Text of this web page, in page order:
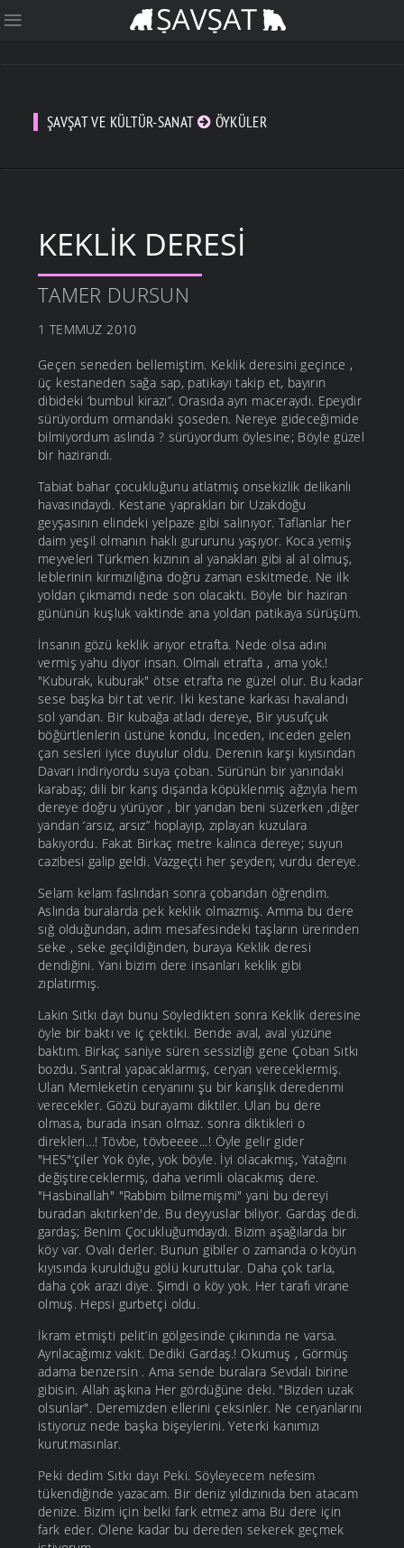
ŞAVŞAT VE KÜLTÜR-SANAT ÖYKÜLER
KEKLIK DERESI
TAMER DURSUN
1 TEMMUZ 2010
Geçen seneden bellemiştim. Keklik deresini geçince ,
üç kestaneden sağa sap, patikayı takip et, bayırın
dibideki ‘bumbul kirazı”. Orasıda ayrı maceraydı. Epeydir
sürüyordum ormandaki şoseden. Nereye gideceğimide
bilmiyordum aslında ? sürüyordum öylesine; Böyle güzel
bir hazirandı.
Tabiat bahar çocukluğunu atlatmış onsekizlik delikanlı
havasındaydı. Kestane yaprakları bir Uzakdoğu
geyşasının elindeki yelpaze gibi salınıyor. Taflanlar her
daim yeşil olmanın haklı gururunu yaşıyor. Koca yemiş
meyveleri Türkmen kızının al yanakları gibi al al olmuş,
leblerinin kırmızılığına doğru zaman eskitmede. Ne ilk
yoldan çıkmamdı nede son olacaktı. Böyle bir haziran
gününün kuşluk vaktinde ana yoldan patikaya sürüşüm.
İnsanın gözü keklik arıyor etrafta. Nede olsa adını
vermiş yahu diyor insan. Olmalı etrafta , ama yok.!
"Kuburak, kuburak" ötse etrafta ne güzel olur. Bu kadar
sese başka bir tat verir. İki kestane karkası havalandı
sol yandan. Bir kubağa atladı dereye, Bir yusufçuk
böğürtlenlerin üstüne kondu, İnceden, inceden gelen
çan sesleri iyice duyulur oldu. Derenin karşı kıyısından
Davarı indiriyordu suya çoban. Sürünün bir yanındaki
karabaş; dili bir karış dışarıda köpüklenmiş ağzıyla hem
dereye doğru yürüyor , bir yandan beni süzerken ,diğer
yandan ‘arsız, arsız” hoplayıp, zıplayan kuzulara
bakıyordu. Fakat Birkaç metre kalınca dereye; suyun
cazibesi galip geldi. Vazgeçti her şeyden; vurdu dereye.
Selam kelam faslından sonra çobandan öğrendim.
Aslında buralarda pek keklik olmazmış. Amma bu dere
sığ olduğundan, adım mesafesindeki taşların ürerinden
seke , seke geçildiğinden, buraya Keklik deresi
dendiğini. Yani bizim dere insanları keklik gibi
zıplatırmış.
Lakin Sıtkı dayı bunu Söyledikten sonra Keklik deresine
öyle bir baktı ve iç çektiki. Bende aval, aval yüzüne
baktım. Birkaç saniye süren sessizliği gene Çoban Sıtkı
bozdu. Santral yapacaklarmış, ceryan vereceklermiş.
Ulan Memleketin ceryanını şu bir karışlık deredenmi
verecekler. Gözü burayamı diktiler. Ulan bu dere
olmasa, burada insan olmaz. sonra diktikleri o
direkleri…! Tövbe, tövbeeee...! Öyle gelir gider
"HES"‘çiler Yok öyle, yok böyle. İyi olacakmış, Yatağını
değiştireceklermiş, daha verimli olacakmış dere.
"Hasbinallah" "Rabbim bilmemişmi" yani bu dereyi
buradan akıtırken'de. Bu deyyuslar biliyor. Gardaş dedi.
gardaş; Benim Çocukluğumdaydı. Bizim aşağılarda bir
köy var. Ovalı derler. Bunun gibiler o zamanda o köyün
kıyısında kurulduğu gölü kuruttular. Daha çok tarla,
daha çok arazi diye. Şimdi o köy yok. Her tarafı virane
olmuş. Hepsi gurbetçi oldu.
İkram etmişti pelit’in gölgesinde çıkınında ne varsa.
Ayrılacağımız vakit. Dediki Gardaş.! Okumuş , Görmüş
adama benzersin . Ama sende buralara Sevdalı birine
gibisin. Allah aşkına Her gördüğüne deki. "Bizden uzak
olsunlar". Deremizden ellerini çeksinler. Ne ceryanlarını
istiyoruz nede başka bişeylerini. Yeterki kanımızı
kurutmasınlar.
Peki dedim Sıtkı dayı Peki. Söyleyecem nefesim
tükendiğinde yazacam. Bir deniz yıldızınıda ben atacam
denize. Bizim için belki fark etmez ama Bu dere için
fark eder. Ölene kadar bu dereden sekerek geçmek